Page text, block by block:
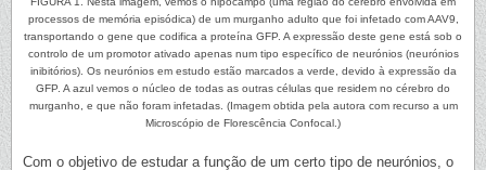
processos de memória episódica) de um murganho adulto que foi infetado com AAV9,
transportando o gene que codifica a proteína GFP. A expressão deste gene está sob o
controlo de um promotor ativado apenas num tipo específico de neurónios (neurónios
inibitórios). Os neurónios em estudo estão marcados a verde, devido à expressão da
GFP. A azul vemos o núcleo de todas as outras células que residem no cérebro do
murganho, e que não foram infetadas. (Imagem obtida pela autora com recurso a um
Microscópio de Florescência Confocal.)
Com o objetivo de estudar a função de um certo tipo de neurónios, o